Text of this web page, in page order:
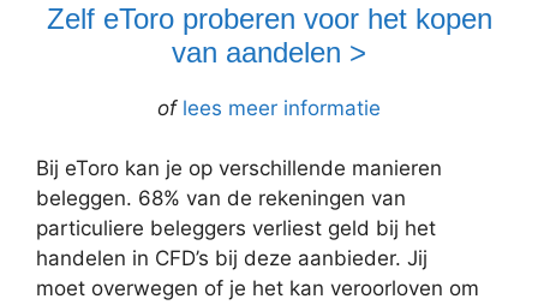
Zelf eToro proberen voor het kopen
van aandelen >
of lees meer informatie
Bij eToro kan je op verschillende manieren
beleggen. 68% van de rekeningen van
particuliere beleggers verliest geld bij het
handelen in CFD’s bij deze aanbieder. Jij
moet overwegen of je het kan veroorloven om